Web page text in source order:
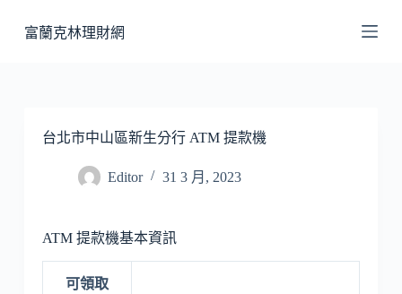
至
富蘭克林理財網
台北市中山區新生分行 ATM 提款機
Editor 31 3 月, 2023
ATM 提款機基本資訊
可領取